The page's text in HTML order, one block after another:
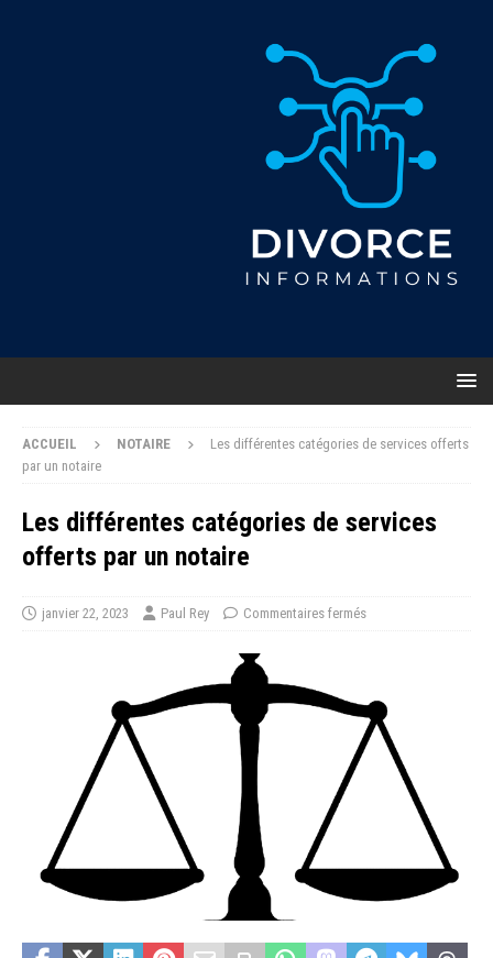
ACCUEIL NOTAIRE
Les différentes catégories de services offerts
par un notaire
Les différentes catégories de services
offerts par un notaire
janvier 22, 2023 Paul Rey Commentaires fermés